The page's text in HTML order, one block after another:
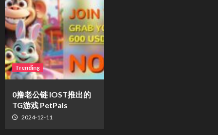
Trending
0撸老公链 IOST推出的
TG游戏 PetPals
2024-12-11